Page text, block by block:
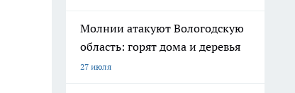
Молнии атакуют Вологодскую
область: горят дома и деревья
27 июля